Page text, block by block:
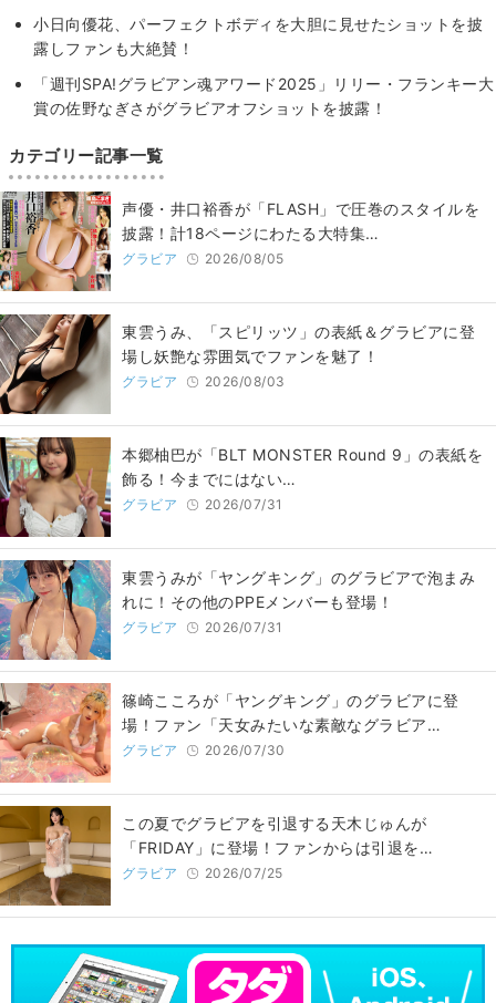
小日向優花、パーフェクトボディを大胆に見せたショットを披
露しファンも大絶賛！
「週刊SPA!グラビアン魂アワード2025」リリー・フランキー大
賞の佐野なぎさがグラビアオフショットを披露！
カテゴリー記事一覧
声優・井口裕香が「FLASH」で圧巻のスタイルを
披露！計18ページにわたる大特集…
グラビア 2026/08/05
東雲うみ、「スピリッツ」の表紙＆グラビアに登
場し妖艶な雰囲気でファンを魅了！
グラビア 2026/08/03
本郷柚巴が「BLT MONSTER Round 9」の表紙を
飾る！今までにはない…
グラビア 2026/07/31
東雲うみが「ヤングキング」のグラビアで泡まみ
れに！その他のPPEメンバーも登場！
グラビア 2026/07/31
篠崎こころが「ヤングキング」のグラビアに登
場！ファン「天女みたいな素敵なグラビア…
グラビア 2026/07/30
この夏でグラビアを引退する天木じゅんが
「FRIDAY」に登場！ファンからは引退を…
グラビア 2026/07/25